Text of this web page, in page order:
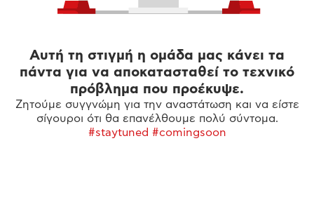
Αυτή τη στιγμή η ομάδα μας κάνει τα
πάντα για να αποκατασταθεί το τεχνικό
πρόβλημα που προέκυψε.
Ζητούμε συγγνώμη για την αναστάτωση και να είστε
σίγουροι ότι θα επανέλθουμε πολύ σύντομα.
#staytuned #comingsoon